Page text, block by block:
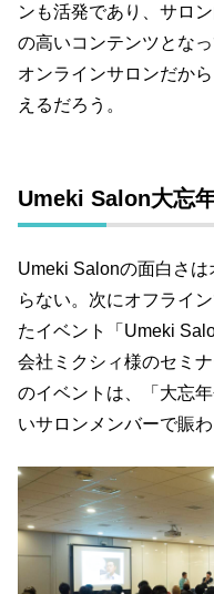
ンも活発であり、サロ
の高いコンテンツとな
オンラインサロンだか
えるだろう。
Umeki Salon大忘
Umeki Salonの面白さは
らない。次にオフライ
たイベント「Umeki
会社ミクシィ様のセミ
のイベントは、「大忘
いサロンメンバーで賑わ